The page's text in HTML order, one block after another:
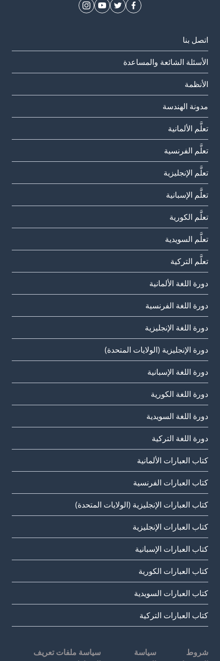
اتصل بنا
الأسئلة الشائعة والمساعدة
الأنظمة
مدونة الهندسة
تعلَّم الألمانية
تعلَّم الفرنسية
تعلَّم الإنجليزية
تعلَّم الإسبانية
تعلَّم الكورية
تعلَّم السويدية
تعلَّم التركية
دورة اللغة الألمانية
دورة اللغة الفرنسية
دورة اللغة الإنجليزية
دورة الإنجليزية (الولايات المتحدة)
دورة اللغة الإسبانية
دورة اللغة الكورية
دورة اللغة السويدية
دورة اللغة التركية
كتاب العبارات الألمانية
كتاب العبارات الفرنسية
كتاب العبارات الإنجليزية (الولايات المتحدة)
كتاب العبارات الإنجليزية
كتاب العبارات الإسبانية
كتاب العبارات الكورية
كتاب العبارات السويدية
كتاب العبارات التركية
شروط
سياسة
سياسة ملفات تعريف